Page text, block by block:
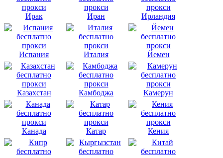
Ирак Иран Ирландия
Испания Италия Йемен
Казахстан Камбоджа Камерун
Канада Катар Кения